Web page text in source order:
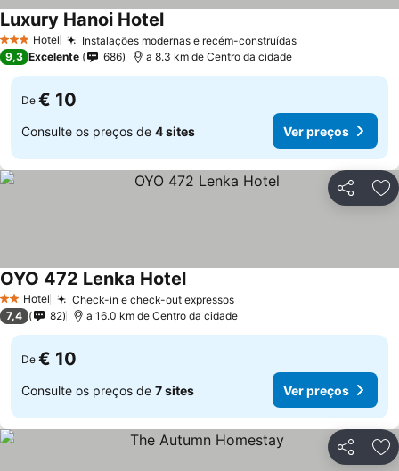
3 EstrelasHotel Instalações modernas e recém-construídasVer preços
Luxury Hanoi HotelVer preços
9,3 Excelente 686 a 8.3 km de Centro da cidade
De € 10
Consulte os preços de 4 sites Ver preços
Partilhar
2 Estrelas
Hotel Check-in e check-out expressosVer preços
OYO 472 Lenka HotelVer preços
7,4 82 a 16.0 km de Centro da cidade
De € 10
Consulte os preços de 7 sites Ver preços
Partilhar